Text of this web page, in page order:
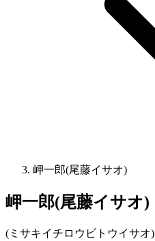
岬一郎(尾藤イサオ)
岬一郎(尾藤イサオ)
( ミサキイチロウビトウイサオ)